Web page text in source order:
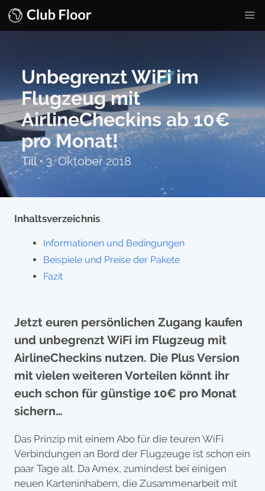
Unbegrenzt WiFi im
Flugzeug mit
AirlineCheckins ab 10€
pro Monat!
Till•3. Oktober 2018
Inhaltsverzeichnis
Informationen und Bedingungen
Beispiele und Preise der Pakete
Fazit
Jetzt euren persönlichen Zugang kaufen
und unbegrenzt WiFi im Flugzeug mit
AirlineCheckins nutzen. Die Plus Version
mit vielen weiteren Vorteilen könnt ihr
euch schon für günstige 10€ pro Monat
sichern…
Das Prinzip mit einem Abo für die teuren WiFi
Verbindungen an Bord der Flugzeuge ist schon ein
paar Tage alt. Da Amex, zumindest bei einigen
neuen Karteninhabern, die Zusammenarbeit mit